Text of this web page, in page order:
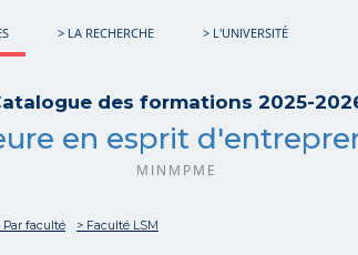
> LA RECHERCHE > L'UNIVERSITÉ
des formations 2025-
en esprit
MINMPME
Par faculté > Faculté LSM